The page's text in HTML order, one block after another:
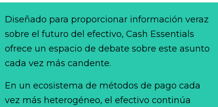
Diseñado para proporcionar información veraz
sobre el futuro del efectivo, Cash Essentials
ofrece un espacio de debate sobre este asunto
cada vez más candente.
En un ecosistema de métodos de pago cada
vez más heterogéneo, el efectivo continúa